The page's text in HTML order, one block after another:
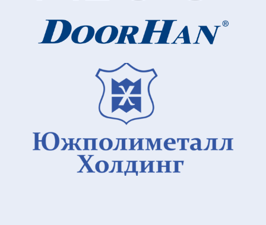
Премия
Признание достижений,
которые способствуют
прогрессу отрасли